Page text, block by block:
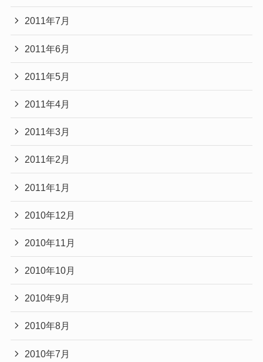
2011年7月
2011年6月
2011年5月
2011年4月
2011年3月
2011年2月
2011年1月
2010年12月
2010年11月
2010年10月
2010年9月
2010年8月
2010年7月